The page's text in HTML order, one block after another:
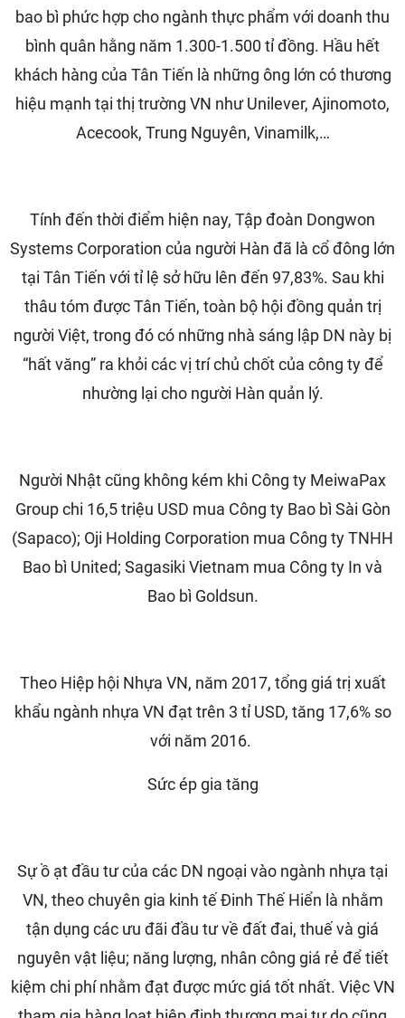
bao bì phức hợp cho ngành thực phẩm với doanh thu
bình quân hằng năm 1.300-1.500 tỉ đồng. Hầu hết
khách hàng của Tân Tiến là những ông lớn có thương
hiệu mạnh tại thị trường VN như Unilever, Ajinomoto,
Acecook, Trung Nguyên, Vinamilk,…
Tính đến thời điểm hiện nay, Tập đoàn Dongwon
Systems Corporation của người Hàn đã là cổ đông lớn
tại Tân Tiến với tỉ lệ sở hữu lên đến 97,83%. Sau khi
thâu tóm được Tân Tiến, toàn bộ hội đồng quản trị
người Việt, trong đó có những nhà sáng lập DN này bị
“hất văng” ra khỏi các vị trí chủ chốt của công ty để
nhường lại cho người Hàn quản lý.
Người Nhật cũng không kém khi Công ty MeiwaPax
Group chi 16,5 triệu USD mua Công ty Bao bì Sài Gòn
(Sapaco); Oji Holding Corporation mua Công ty TNHH
Bao bì United; Sagasiki Vietnam mua Công ty In và
Bao bì Goldsun.
Theo Hiệp hội Nhựa VN, năm 2017, tổng giá trị xuất
khẩu ngành nhựa VN đạt trên 3 tỉ USD, tăng 17,6% so
với năm 2016.
Sức ép gia tăng
Sự ồ ạt đầu tư của các DN ngoại vào ngành nhựa tại
VN, theo chuyên gia kinh tế Đinh Thế Hiển là nhằm
tận dụng các ưu đãi đầu tư về đất đai, thuế và giá
nguyên vật liệu; năng lượng, nhân công giá rẻ để tiết
kiệm chi phí nhằm đạt được mức giá tốt nhất. Việc VN